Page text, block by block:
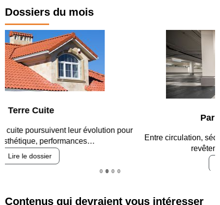
Dossiers du mois
Entre circulation, sécurisation des accès, durabilité des